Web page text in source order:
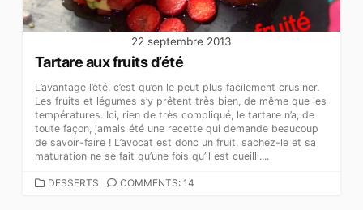
22 septembre 2013
Tartare aux fruits d’été
L’avantage l’été, c’est qu’on le peut plus facilement crusiner.
Les fruits et légumes s’y prêtent très bien, de même que les
températures. Ici, rien de très compliqué, le tartare n’a, de
toute façon, jamais été une recette qui demande beaucoup
de savoir-faire ! L’avocat est donc un fruit, sachez-le et sa
maturation ne se fait qu’une fois qu’il est cueilli....
CATEGORIES
DESSERTS COMMENTS: 14